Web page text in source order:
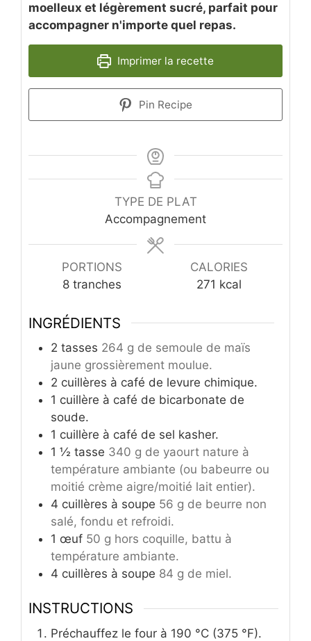
moelleux et légèrement sucré, parfait pour
accompagner n'importe quel repas.
Imprimer la recette
Pin Recipe
TYPE DE PLAT
Accompagnement
PORTIONS
8 tranches
CALORIES
271 kcal
INGRÉDIENTS
2 tasses 264 g de semoule de maïs
jaune grossièrement moulue.
2 cuillères à café de levure chimique.
1 cuillère à café de bicarbonate de
soude.
1 cuillère à café de sel kasher.
1 ½ tasse 340 g de yaourt nature à
température ambiante (ou babeurre ou
moitié crème aigre/moitié lait entier).
4 cuillères à soupe 56 g de beurre non
salé, fondu et refroidi.
1 œuf 50 g hors coquille, battu à
température ambiante.
4 cuillères à soupe 84 g de miel.
INSTRUCTIONS
Préchauffez le four à 190 °C (375 °F).